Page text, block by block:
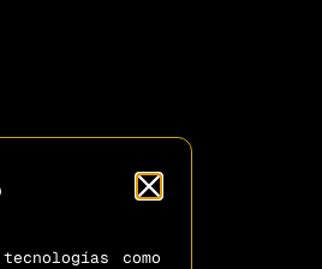
como